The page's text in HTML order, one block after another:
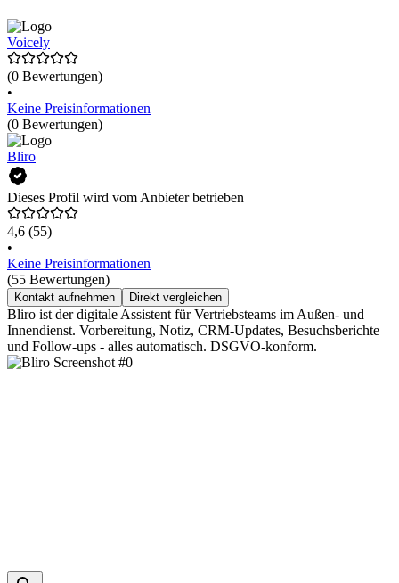
Voicely
(0 Bewertungen)
•
Keine Preisinformationen
(0 Bewertungen)
Bliro
Dieses Profil wird vom Anbieter betrieben
4,6 (55)
•
Keine Preisinformationen
(55 Bewertungen)
Kontakt aufnehmen Direkt vergleichen
Bliro ist der digitale Assistent für Vertriebsteams im Außen- und
Innendienst. Vorbereitung, Notiz, CRM-Updates, Besuchsberichte
und Follow-ups - alles automatisch. DSGVO-konform.